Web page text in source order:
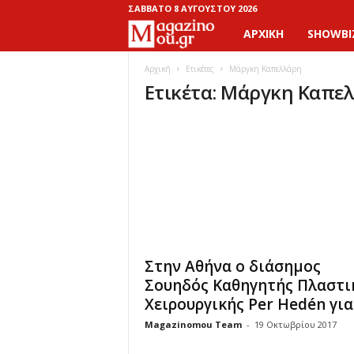
ΣΆΒΒΑΤΟ 8 ΑΥΓΟΎΣΤΟΥ 2026
a
g
o
M
ΑΡΧΙΚΉ
Αρχική Ετικέτες Μάργκη Καπελλάρη
Ετικέτα: Μάργκη
Στην Αθήνα ο διάσημος
Σουηδός Καθηγητής
Χειρουργικής Per Hedén
Magazinomou Team - 19 Οκτωβρίου 2017